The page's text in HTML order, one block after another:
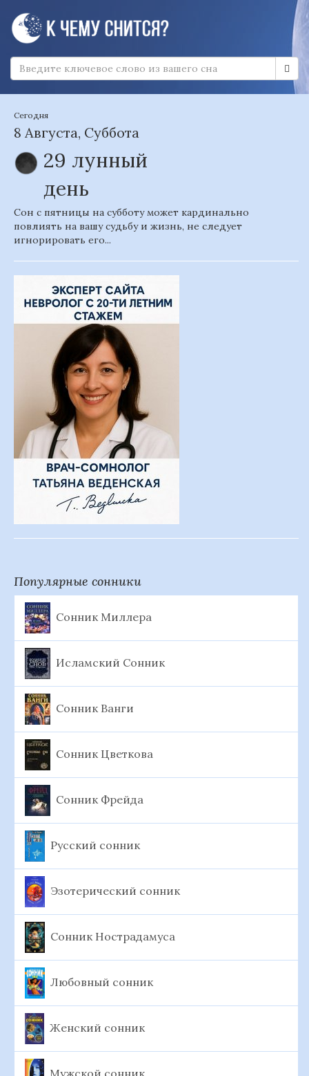
Сегодня
8 Августа, Суббота
29 лунный
день
Сон с пятницы на субботу может кардинально
повлиять на вашу судьбу и жизнь, не следует
игнорировать его...
Популярные сонники
Сонник Миллера
Исламский Сонник
Сонник Ванги
Сонник Цветкова
Сонник Фрейда
Русский сонник
Эзотерический сонник
Сонник Нострадамуса
Любовный сонник
Женский сонник
Мужской сонник